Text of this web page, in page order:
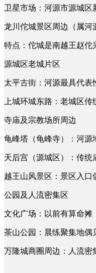
卫星市场：河源市源城区
龙川佗城景区周边（属河
特点：佗城是南越王赵佗
源城区老城片区
太平古街：河源最具代表
上城环城东路：老城区
寺庙及宗教场所周边
龟峰塔（龟峰寺）：河源
天后宫（源城区）：传统
越王山风景区：景区入口
公园及人流密集区
文化广场：以前有算命摊
茶山公园：晨练聚集地偶
万隆城商圈周边：人流密